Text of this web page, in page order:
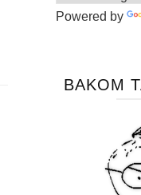
Powered by
BAKOM